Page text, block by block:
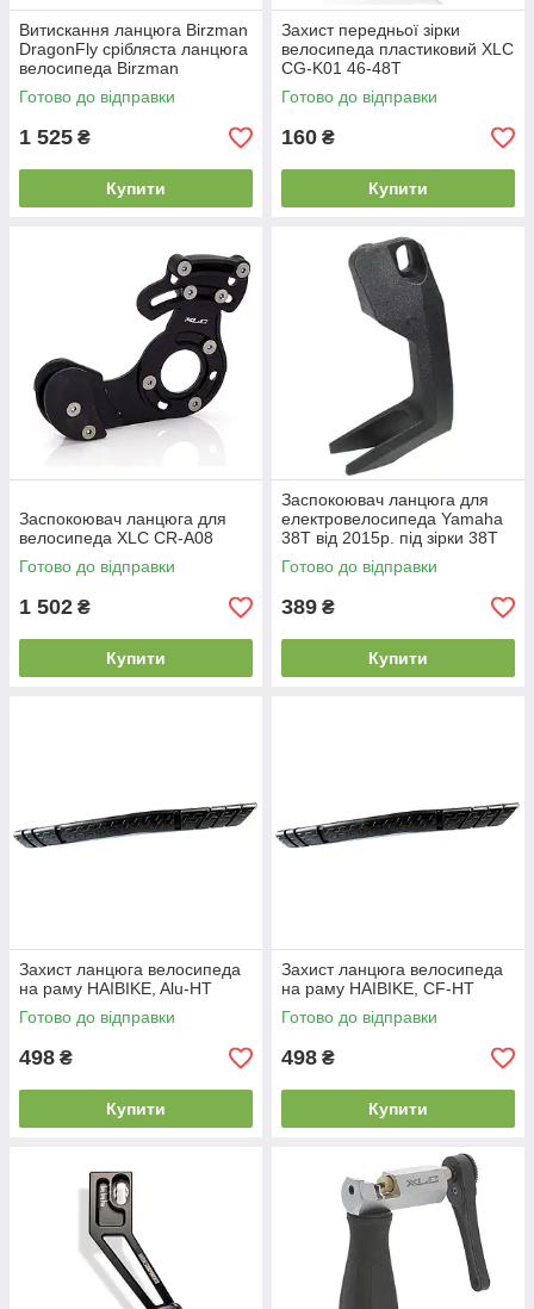
Витискання ланцюга Birzman
DragonFly срібляста ланцюга
велосипеда Birzman
DragonFly сріблястий
Готово до відправки
1 525 ₴
Купити
Захист передньої зірки
велосипеда пластиковий XLC
CG-K01 46-48Т
Готово до відправки
160 ₴
Купити
Заспокоювач ланцюга для
велосипеда XLC CR-A08
Готово до відправки
1 502 ₴
Купити
Заспокоювач ланцюга для
електровелосипеда Yamaha
38Т від 2015р. під зірки 38Т
Готово до відправки
389 ₴
Купити
Захист ланцюга велосипеда
на раму HAIBIKE, Alu-HT
Готово до відправки
498 ₴
Купити
Захист ланцюга велосипеда
на раму HAIBIKE, CF-HT
Готово до відправки
498 ₴
Купити